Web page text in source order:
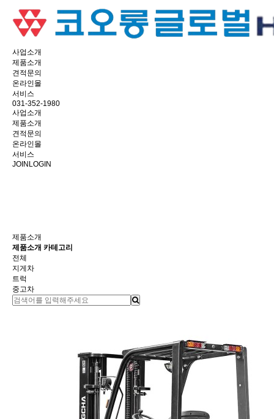
사업소개
제품소개
견적문의
온라인몰
서비스
031-352-1980
사업소개
제품소개
견적문의
온라인몰
서비스
JOIN LOGIN
제품소개
제품소개 카테고리
전체
지게차
트럭
중고차